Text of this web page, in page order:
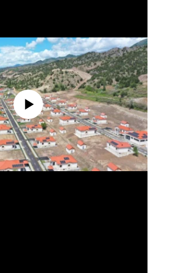
currently available